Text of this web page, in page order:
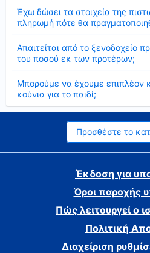
Έχω δώσει τα στοιχεία της
πληρωμή πότε θα
Απαιτείται από το ξενοδοχείο
του ποσού εκ των προτέρων;
Μπορούμε να έχουμε επιπλέον
κούνια για το παιδί;
Προσθέστε το
Έκδοση για
Όροι παροχής
Πώς λειτουργεί ο
Πολιτική
Διαχείριση